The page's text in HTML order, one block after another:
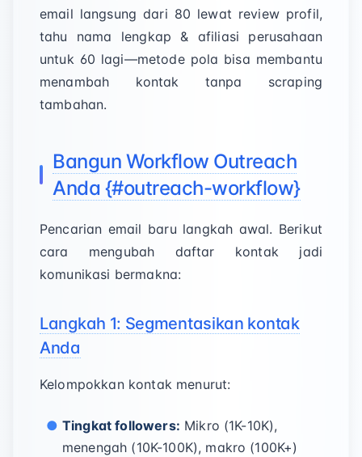
email langsung dari 80 lewat review profil,
tahu nama lengkap & afiliasi perusahaan
untuk 60 lagi—metode pola bisa membantu
menambah kontak tanpa scraping
tambahan.
Bangun Workflow Outreach
Anda {#outreach-workflow}
Pencarian email baru langkah awal. Berikut
cara mengubah daftar kontak jadi
komunikasi bermakna:
Langkah 1: Segmentasikan kontak
Anda
Kelompokkan kontak menurut:
Tingkat followers: Mikro (1K-10K),
menengah (10K-100K), makro (100K+)